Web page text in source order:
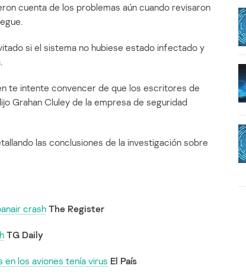
cuenta de los problemas aún cuando revisaron
si el sistema no hubiese estado infectado y
te intente convencer de que los escritores de
Grahan Cluley de la empresa de seguridad
las conclusiones de la investigación sobre
crash The Register
TG Daily
en los aviones tenía virus El País